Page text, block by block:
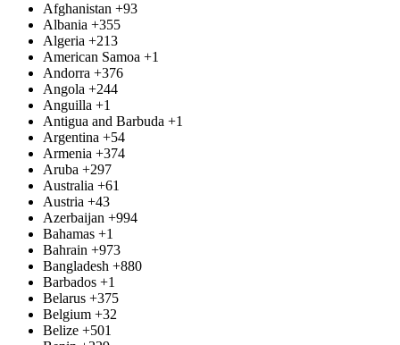
Afghanistan +93
Albania +355
Algeria +213
American Samoa +1
Andorra +376
Angola +244
Anguilla +1
Antigua and Barbuda +1
Argentina +54
Armenia +374
Aruba +297
Australia +61
Austria +43
Azerbaijan +994
Bahamas +1
Bahrain +973
Bangladesh +880
Barbados +1
Belarus +375
Belgium +32
Belize +501